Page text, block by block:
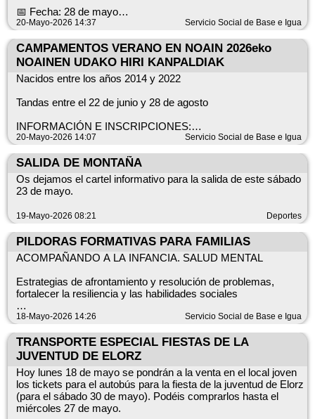
Teléfono de atención 948 317997
📅 Fecha: 28 de mayo
🕡 Hora: 18:30 h
📍 Lugar: Casa de Cultura de Beriáin
Nagore es un documental que aborda la violencia contra las
mujeres y la memoria de Nagore Laffage, víctima de
sensibilización en torno a la violencia contra las mujeres.
El acceso es libre y gratuito
Os animamos a participar!
20-Mayo-2026 14:37 Servicio Social de Base e Igua
CAMPAMENTOS VERANO EN NOAIN 2026eko
NOAINEN UDAKO HIRI KANPALDIAK
Nacidos entre los años 2014 y 2022
Tandas entre el 22 de junio y 28 de agosto
INFORMACIÓN E INSCRIPCIONES:
Desde el 27 de mayo hasta el 29 de mayo a las 12:00.
– TELEFÓNICA: 678 218 781 Desde el 27 de mayo al 29 de
mayo, en horario de 10:00 a 12:00.
PRECIO TASA POR TANDA:
Empadronado/a 55 € sin comedor; 83 € con horario comedor
No empadronado/a 75 € sin comedor; 103 € con horario
comedor
* Se ofertará servicio de comedor con catering con un coste
número mínimo de solicitudes)
HORARIOS: 8.00-15.30
Entrada flexible de 8.00-9.00.
20-Mayo-2026 14:07 Servicio Social de Base e Igua
SALIDA DE MONTAÑA
Os dejamos el cartel informativo para la salida de este sábado
23 de mayo.
19-Mayo-2026 08:21 Deportes
PILDORAS FORMATIVAS PARA FAMILIAS
ACOMPAÑANDO A LA INFANCIA. SALUD MENTAL
Estrategias de afrontamiento y resolución de problemas,
fortalecer la resiliencia y las habilidades sociales
¿Tienes hijos o hijas de 6 a 12 años?
Charla: “Ese laberinto que somos”
explorar la educación emocional como guía en el
acompañamiento de su crecimiento.
Desde el Programa de Infancia te invitamos a compartir,
18-Mayo-2026 14:26 Servicio Social de Base e Igua
TRANSPORTE ESPECIAL FIESTAS DE LA
JUVENTUD DE ELORZ
Hoy lunes 18 de mayo se pondrán a la venta en el local joven
los tickets para el autobús para la fiesta de la juventud de Elorz
(para el sábado 30 de mayo). Podéis comprarlos hasta el
miércoles 27 de mayo.